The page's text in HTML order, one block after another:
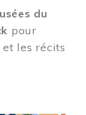
du
pour
les récits